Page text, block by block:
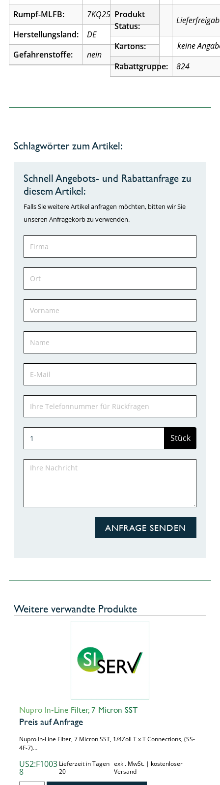
Rumpf-MLFB:
7KQ25
Herstellungsland:
DE
Gefahrenstoffe:
nein
Produkt
Status:
Kartons:
Rabattgruppe:
824
Schlagwörter zum Artikel:
Schnell Angebots- und Rabattanfrage zu
diesem Artikel:
Falls Sie weitere Artikel anfragen möchten, bitten wir Sie
unseren Anfragekorb zu verwenden.
Stück
ANFRAGE SENDEN
Weitere verwandte Produkte
Nupro In-Line Filter, 7 Micron SST
Preis auf Anfrage
Nupro In-Line Filter, 7 Micron SST, 1/4Zoll T x T Connections, (SS-
4F-7)…
US2:F1003
8
Lieferzeit in Tagen
20
exkl. MwSt. | kostenloser
Versand